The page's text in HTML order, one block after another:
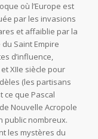
où l’Europe est
par les invasions
et affaiblie par la
du Saint Empire
d’influence,
XIIe siècle pour
(les partisans
ce que Pascal
Nouvelle Acropole
public nombreux.
les mystères du